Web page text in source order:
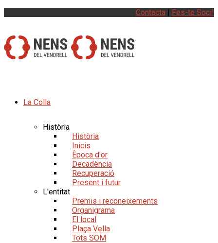
Contacta | Fes-te Soci!
La Colla
Història
Història
Inicis
Època d'or
Decadència
Recuperació
Present i futur
L'entitat
Premis i reconeixements
Organigrama
El local
Plaça Vella
Tots SOM